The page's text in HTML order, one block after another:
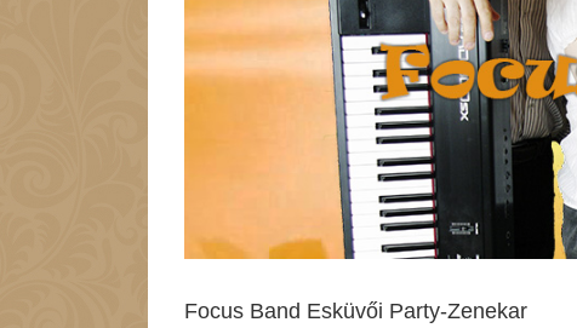
Focus Band Esküvői Party-Zenekar